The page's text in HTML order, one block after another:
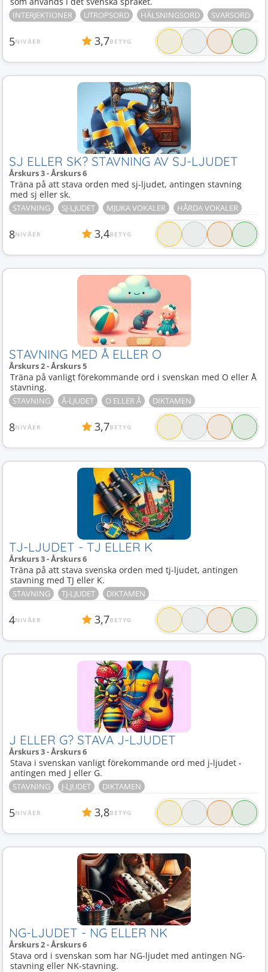
INTERJEKTIONER UTROPSORD HÄLSNINGSORD SVARSORD
5NIVÅER 3,7BETYG
SJ ELLER SK? STAVNING AV SJ-LJUDET
Årskurs 3 - Årskurs 6
Träna på att stava orden med sj-ljudet, antingen stavning
med sj eller sk.
STAVNING SJ-LJUDET MJUKA VOKALER HÅRDA VOKALER
8NIVÅER 3,4BETYG
STAVNING MED Å ELLER O
Årskurs 2 - Årskurs 5
Träna på vanligt förekommande ord i svenskan med O eller Å
stavning.
STAVNING Å-LJUDET O ELLER Å DIKTAMEN
8NIVÅER 3,7BETYG
TJ-LJUDET - TJ ELLER K
Årskurs 3 - Årskurs 6
Träna på att stava svenska orden med tj-ljudet, antingen
stavning med TJ eller K.
STAVNING TJ-LJUDET DIKTAMEN
4NIVÅER 3,7BETYG
J ELLER G? STAVA J-LJUDET
Årskurs 3 - Årskurs 6
Stava i svenskan vanligt förekommande ord med j-ljudet -
antingen med J eller G.
STAVNING J-LJUDET DIKTAMEN
5NIVÅER 3,8BETYG
NG-LJUDET - NG ELLER NK
Årskurs 2 - Årskurs 6
Stava ord i svenskan som har NG-ljudet med antingen NG-
stavning eller NK-stavning.